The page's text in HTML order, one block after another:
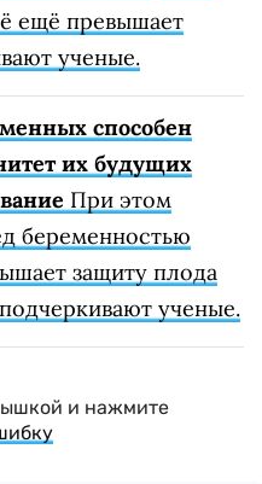
ещё превышает
ученые.
способен
их будущих
При этом
беременностью
защиту плода
ученые.
и нажмите